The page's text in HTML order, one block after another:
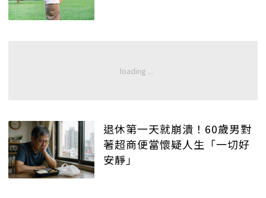
退休第一天就崩潰！60歲男對
著超商便當懷疑人生「一切好
安靜」